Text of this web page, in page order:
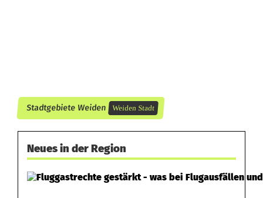
Stadtgebiete Weiden Weiden Stadt
Neues in der Region